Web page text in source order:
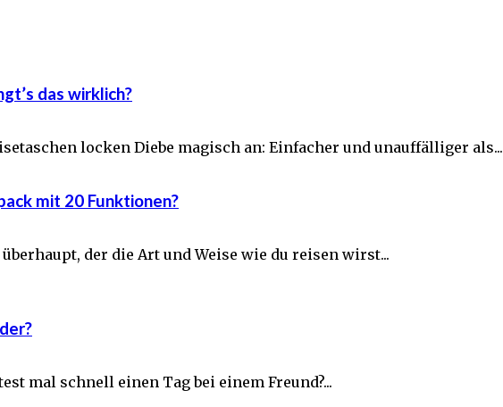
das wirklich?
locken Diebe magisch an: Einfacher und unauffälliger als...
mit 20 Funktionen?
der die Art und Weise wie du reisen wirst...
mal schnell einen Tag bei einem Freund?...